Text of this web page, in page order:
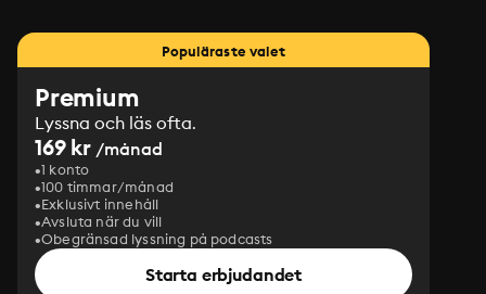
Populäraste valet
Premium
Lyssna och läs ofta.
169 kr /månad
1 konto
100 timmar/månad
Exklusivt innehåll
Avsluta när du vill
Obegränsad lyssning på podcasts
Starta erbjudandet